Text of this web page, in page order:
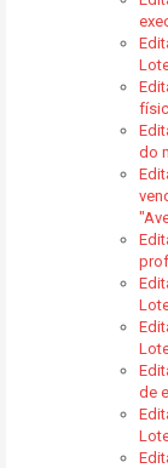
do
de